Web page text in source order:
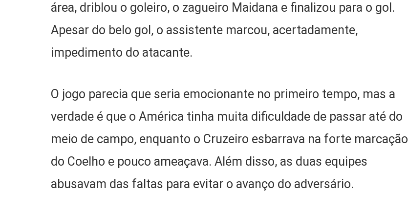
área, driblou o goleiro, o zagueiro Maidana e finalizou para o gol.
Apesar do belo gol, o assistente marcou, acertadamente,
impedimento do atacante.
O jogo parecia que seria emocionante no primeiro tempo, mas a
verdade é que o América tinha muita dificuldade de passar até do
meio de campo, enquanto o Cruzeiro esbarrava na forte marcação
do Coelho e pouco ameaçava. Além disso, as duas equipes
abusavam das faltas para evitar o avanço do adversário.